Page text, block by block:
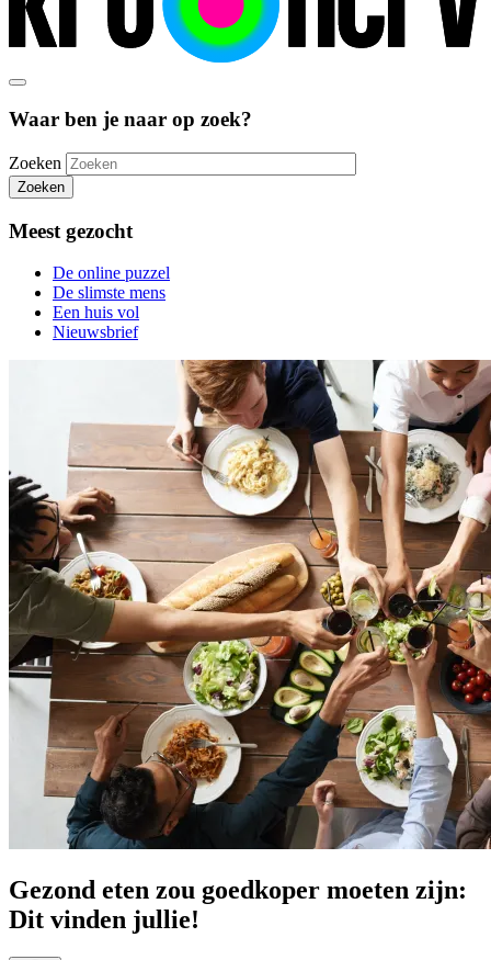
Waar ben je naar op zoek?
Zoeken
Zoeken
Meest gezocht
De online puzzel
De slimste mens
Een huis vol
Nieuwsbrief
Gezond eten zou goedkoper moeten zijn:
Dit vinden jullie!